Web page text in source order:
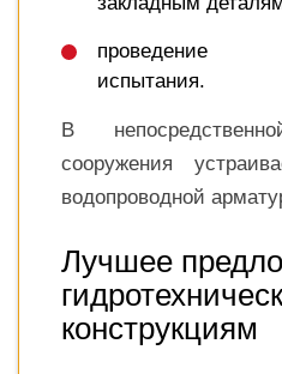
проведение
испытания.
В
сооружения
водопроводной
Лучшее
конструкциям